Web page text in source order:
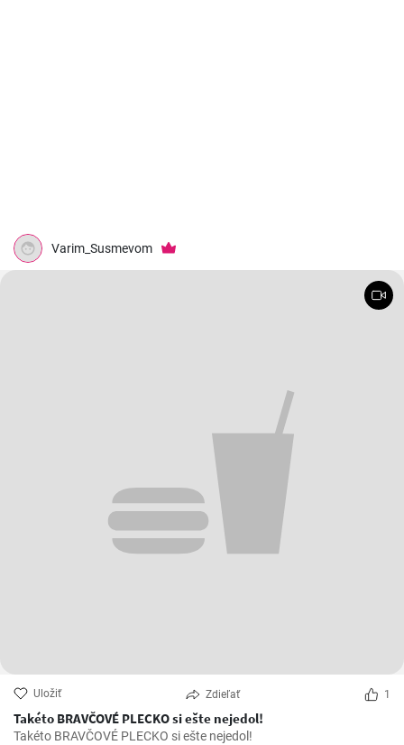
Varim_Susmevom
Uložiť Zdieľať 1
Takéto BRAVČOVÉ PLECKO si ešte nejedol!
Takéto BRAVČOVÉ PLECKO si ešte nejedol!